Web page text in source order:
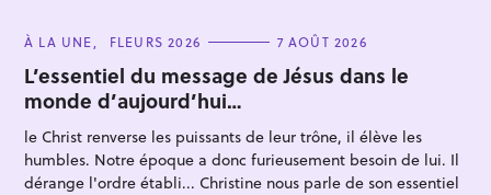
C
T
E
G
O
R
I
E
S
À LA UNE FLEURS 2026 7 AOÛT 2026
L’essentiel du message de Jésus dans le
monde d’aujourd’hui…
le Christ renverse les puissants de leur trône, il élève les
humbles. Notre époque a donc furieusement besoin de lui. Il
dérange l'ordre établi... Christine nous parle de son essentiel